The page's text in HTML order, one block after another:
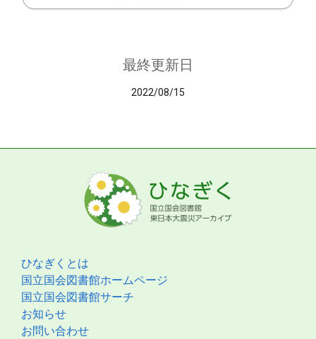
最終更新日
2022/08/15
ひなぎくとは
国立国会図書館ホームページ
国立国会図書館サーチ
お知らせ
お問い合わせ